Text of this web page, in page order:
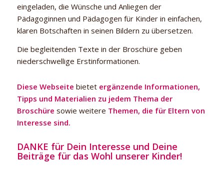
eingeladen, die Wünsche und Anliegen der
Pädagoginnen und Pädagogen für Kinder in einfachen,
klaren Botschaften in seinen Bildern zu übersetzen.
Die begleitenden Texte in der Broschüre geben
niederschwellige Erstinformationen.
Diese Webseite bietet ergänzende Informationen,
Tipps und Materialien zu jedem Thema der
Broschüre sowie weitere Themen, die für Eltern von
Interesse sind.
DANKE für Dein Interesse und Deine
Beiträge für das Wohl unserer Kinder!